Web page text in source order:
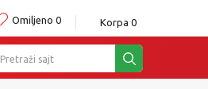
Omiljeno 0 Korpa 0
Pretraži sajt